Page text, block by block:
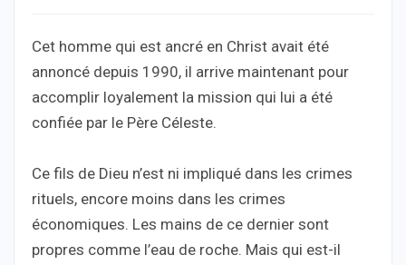
Cet homme qui est ancré en Christ avait été
annoncé depuis 1990, il arrive maintenant pour
accomplir loyalement la mission qui lui a été
confiée par le Père Céleste.
Ce fils de Dieu n’est ni impliqué dans les crimes
rituels, encore moins dans les crimes
économiques. Les mains de ce dernier sont
propres comme l’eau de roche. Mais qui est-il